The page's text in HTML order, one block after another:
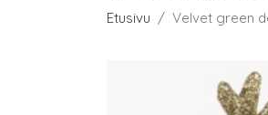
Etusivu Velvet green